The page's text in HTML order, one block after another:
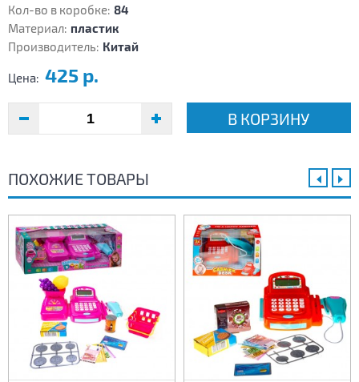
Кол-во в коробке: 84
Материал: пластик
Производитель: Китай
Цена: 425 р.
В КОРЗИНУ
ПОХОЖИЕ ТОВАРЫ